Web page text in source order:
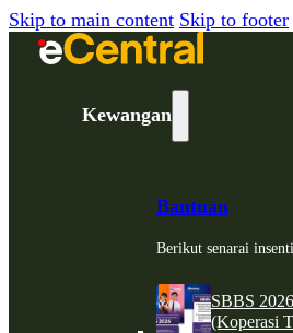
Skip to main content Skip to footer
Kewangan
Bantuan
Berikut senarai
SBBS
(Koperasi